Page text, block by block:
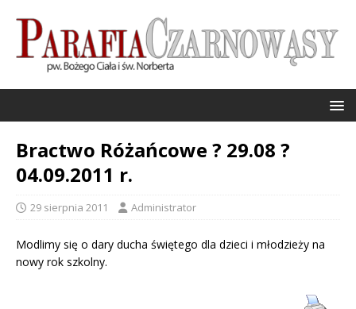
Bractwo Różańcowe ? 29.08 ?
04.09.2011 r.
29 sierpnia 2011 Administrator
Modlimy się o dary ducha świętego dla dzieci i młodzieży na
nowy rok szkolny.